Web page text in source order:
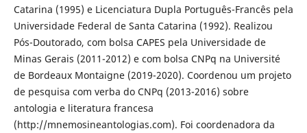
Catarina (1995) e Licenciatura Dupla Português-Francês pela
Universidade Federal de Santa Catarina (1992). Realizou
Pós-Doutorado, com bolsa CAPES pela Universidade de
Minas Gerais (2011-2012) e com bolsa CNPq na Université
de Bordeaux Montaigne (2019-2020). Coordenou um projeto
de pesquisa com verba do CNPq (2013-2016) sobre
antologia e literatura francesa
(http://mnemosineantologias.com). Foi coordenadora da